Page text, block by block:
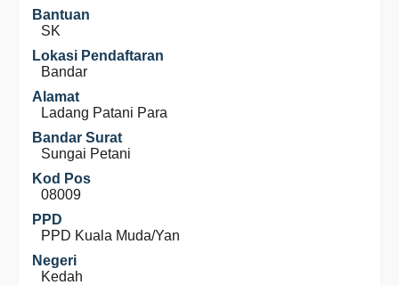
Bantuan
SK
Lokasi Pendaftaran
Bandar
Alamat
Ladang Patani Para
Bandar Surat
Sungai Petani
Kod Pos
08009
PPD
PPD Kuala Muda/Yan
Negeri
Kedah